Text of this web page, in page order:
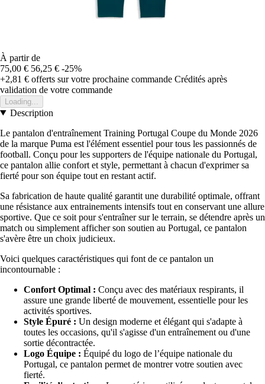
À partir de
75,00 € 56,25 € -25%
+2,81 € offerts sur votre prochaine commande Crédités après
validation de votre commande
Loading...
Description
Le pantalon d'entraînement Training Portugal Coupe du Monde 2026
de la marque Puma est l'élément essentiel pour tous les passionnés de
football. Conçu pour les supporters de l'équipe nationale du Portugal,
ce pantalon allie confort et style, permettant à chacun d'exprimer sa
fierté pour son équipe tout en restant actif.
Sa fabrication de haute qualité garantit une durabilité optimale, offrant
une résistance aux entrainements intensifs tout en conservant une allure
sportive. Que ce soit pour s'entraîner sur le terrain, se détendre après un
match ou simplement afficher son soutien au Portugal, ce pantalon
s'avère être un choix judicieux.
Voici quelques caractéristiques qui font de ce pantalon un
incontournable :
Confort Optimal : Conçu avec des matériaux respirants, il
assure une grande liberté de mouvement, essentielle pour les
activités sportives.
Style Épuré : Un design moderne et élégant qui s'adapte à
toutes les occasions, qu'il s'agisse d'un entraînement ou d'une
sortie décontractée.
Logo Équipe : Équipé du logo de l’équipe nationale du
Portugal, ce pantalon permet de montrer votre soutien avec
fierté.